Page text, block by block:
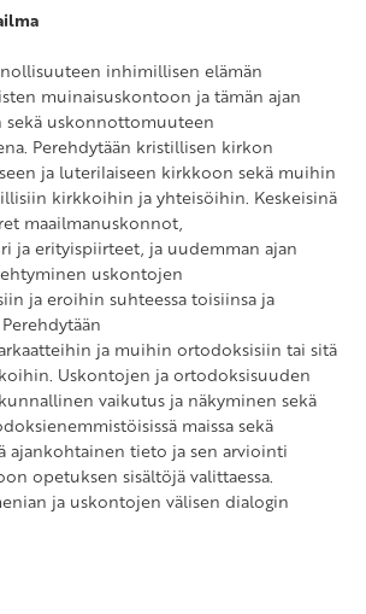
inhimillisen elämän
muinaisuskontoon ja tämän ajan
uskonnottomuuteen
Perehdytään kristillisen kirkon
ja luterilaiseen kirkkoon sekä muihin
kirkkoihin ja yhteisöihin. Keskeisinä
maailmanuskonnot,
ja erityispiirteet, ja uudemman ajan
uskontojen
ja eroihin suhteessa toisiinsa ja
ja muihin ortodoksisiin tai sitä
Uskontojen ja ortodoksisuuden
vaikutus ja näkyminen sekä
maissa sekä
ajankohtainen tieto ja sen arviointi
opetuksen sisältöjä valittaessa.
ja uskontojen välisen dialogin